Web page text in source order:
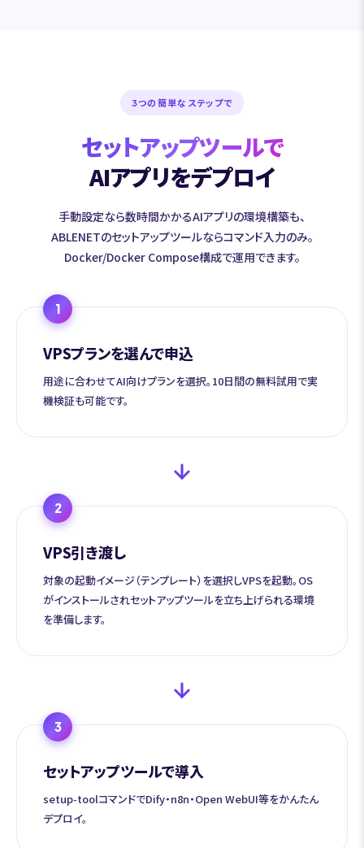
3つの簡単なステップで
セットアップツールで
AIアプリをデプロイ
手動設定なら数時間かかるAIアプリの環境構築も、
ABLENETのセットアップツールならコマンド入力のみ。
Docker/Docker Compose構成で運用できます。
1
VPSプランを選んで申込
用途に合わせてAI向けプランを選択。10日間の無料試用で実
機検証も可能です。
2
VPS引き渡し
対象の起動イメージ（テンプレート）を選択しVPSを起動。OS
がインストールされセットアップツールを立ち上げられる環境
を準備します。
3
セットアップツールで導入
setup-toolコマンドでDify・n8n・Open WebUI等をかんたん
デプロイ。